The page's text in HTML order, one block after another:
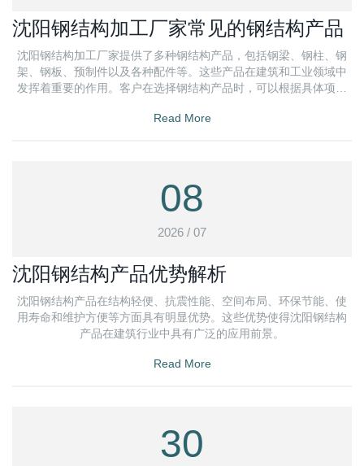
沈阳钢结构加工厂家常见的钢结构产品
沈阳钢结构加工厂家提供了多种钢结构产品，包括钢梁、钢柱、钢
架、钢板、预制件以及各种配件等。这些产品在建筑和工业领域中
发挥着重要的作用。客户在选择钢结构产品时，可以根据具体项目
Read More
08
2026 / 07
沈阳钢结构产品优势解析
沈阳钢结构产品在结构轻便、抗震性能、空间布局、环保节能、使
用寿命和维护方便等方面具有明显优势。这些优势使得沈阳钢结构
产品在建筑行业中具有广泛的应用前景。
Read More
30